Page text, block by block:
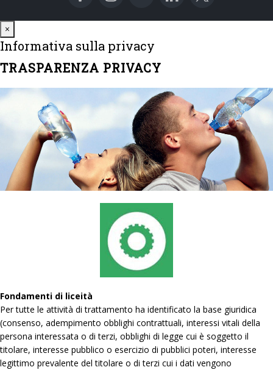
×
Informativa sulla privacy
TRASPARENZA PRIVACY
Fondamenti di liceità
Per tutte le attività di trattamento ha identificato la base giuridica
(consenso, adempimento obblighi contrattuali, interessi vitali della
persona interessata o di terzi, obblighi di legge cui è soggetto il
titolare, interesse pubblico o esercizio di pubblici poteri, interesse
legittimo prevalente del titolare o di terzi cui i dati vengono